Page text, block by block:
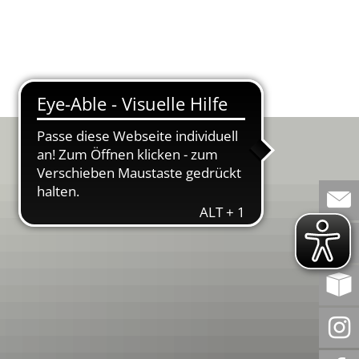
BEMERKENSWERT